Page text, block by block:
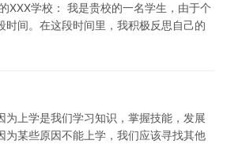
XXX学校： 我是贵校的一名学生，由于个
时间。在这段时间里，我积极反思自己的
为上学是我们学习知识，掌握技能，发展
为某些原因不能上学，我们应该寻找其他